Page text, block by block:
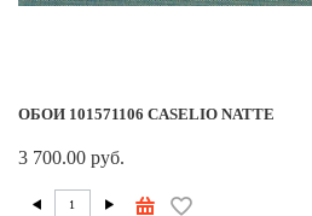
ОБОИ 101571106 CASELIO NATTE
3 700.00 руб.